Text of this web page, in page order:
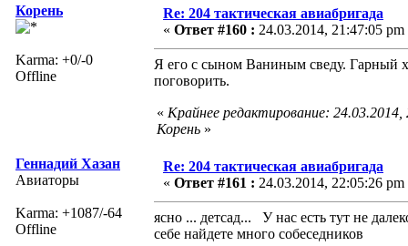
Корень
Karma: +0/-0
Offline
Re: 204 тактическая авиабригада
« Ответ #160 : 24.03.2014, 21:47:05 pm
Я его с сыном Ваниным сведу. Гарный
поговорить.
« Крайнее редактирование:
Корень »
Геннадий Хазан
Авиаторы
Karma: +1087/-64
Offline
Re: 204 тактическая авиабригада
« Ответ #161 : 24.03.2014, 22:05:26 pm
ясно ... детсад... У нас есть тут не
себе найдете много собеседников